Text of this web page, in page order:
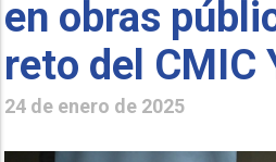
en obras
reto del CMIC
24 de enero de 2025